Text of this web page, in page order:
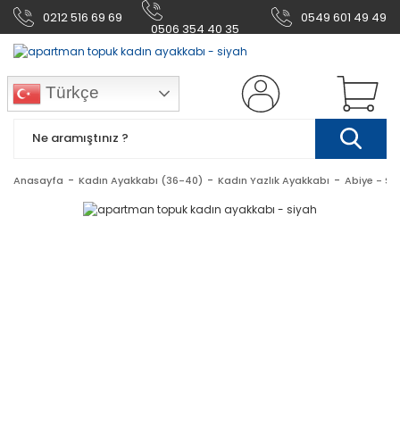
0212 516 69 69
0506 354 40 35
0549 601 49 49
Türkçe
Anasayfa Kadın Ayakkabı (36-40) Kadın Yazlık Ayakkabı Abiye -